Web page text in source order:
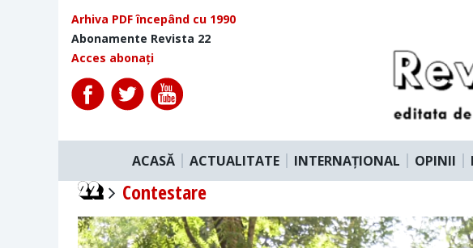
Arhiva PDF începând cu 1990
Abonamente Revista 22
Acces abonați
ACASĂ ACTUALITATE INTERNAȚIONAL OPINII
Contestare